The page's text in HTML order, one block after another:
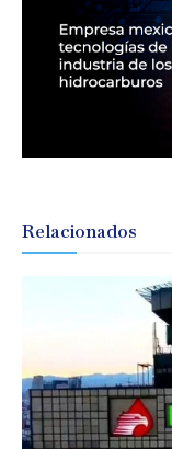
Relacionados